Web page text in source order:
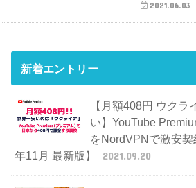
2021.06.03
新着エントリー
【月額408円 ウクラ
い】YouTube
をNordVPNで激安
年11月 最新版】
2021.09.20